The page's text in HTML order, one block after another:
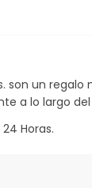
son un
a lo largo
Horas.